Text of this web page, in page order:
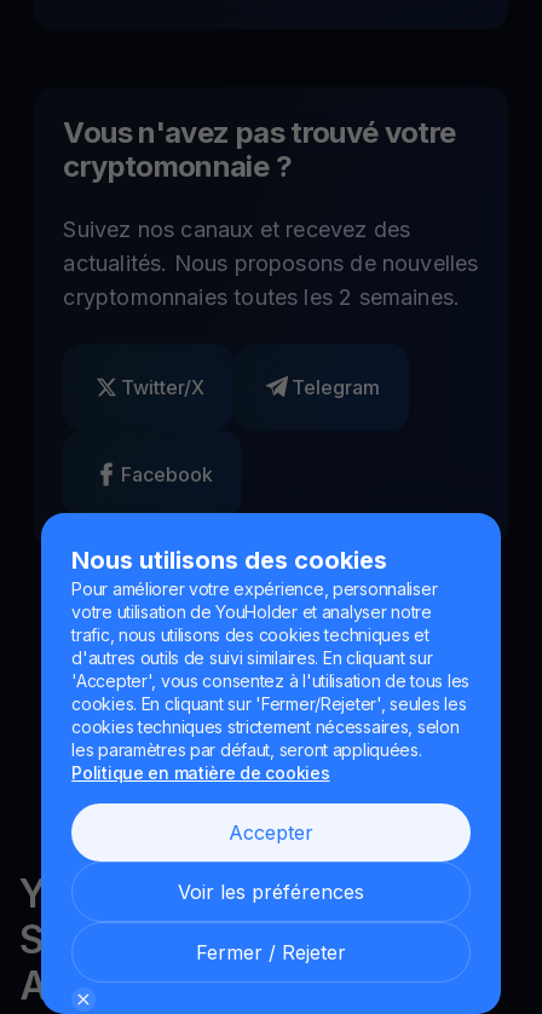
Nous utilisons des cookies
Pour améliorer votre expérience, personnaliser
votre utilisation de YouHolder et analyser notre
trafic, nous utilisons des cookies techniques et
d'autres outils de suivi similaires. En cliquant sur
'Accepter', vous consentez à l'utilisation de tous les
cookies. En cliquant sur 'Fermer/Rejeter', seules les
cookies techniques strictement nécessaires, selon
les paramètres par défaut, seront appliquées.
Politique en matière de cookies
Accepter
Voir les préférences
Fermer / Rejeter
Vous n'avez pas trouvé votre
cryptomonnaie ?
Suivez nos canaux et recevez des
actualités. Nous proposons de nouvelles
cryptomonnaies toutes les 2 semaines.
Twitter/X Telegram
Facebook
YouHodler est réglementé en
Suisse, dans l'UE et en
Argentine.